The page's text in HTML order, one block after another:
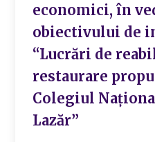
economici, în
obiectivului de
“Lucrări de
restaurare
Colegiul
Lazăr”